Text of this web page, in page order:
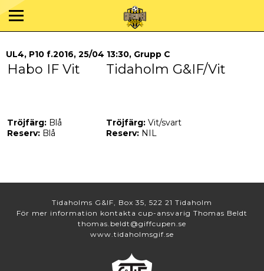
UL4, P10 f.2016, 25/04 13:30, Grupp C
Habo IF Vit Tidaholm G&IF/Vit
Tröjfärg: Blå
Reserv: Blå
Tröjfärg: Vit/svart
Reserv: NIL
Tidaholms G&IF, Box 35, 522 21 Tidaholm
För mer information kontakta cup-ansvarig Thomas Beldt
thomas.beldt@giffcupen.se
www.tidaholmsgif.se